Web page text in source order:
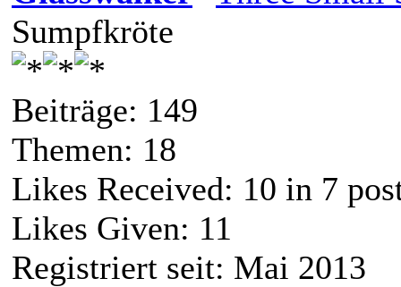
Sumpfkröte
Beiträge: 149
Themen: 18
Likes Received: 10 in 7
Likes Given: 11
Registriert seit: Mai 2013